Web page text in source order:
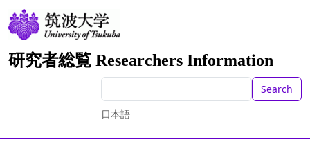
研究者総覧 Researchers Information
Search
日本語